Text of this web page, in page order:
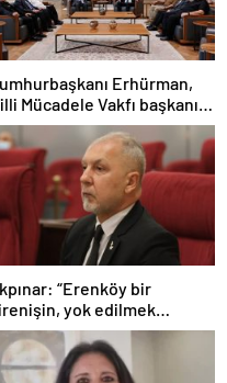
Erhürman,
Mücadele Vakfı başkanı
yönetim kurulu üyelerini
etti
“Erenköy bir
yok edilmek
bir halkın ‘Ben
ve var olmaya
edeceğim’ dediği yer”